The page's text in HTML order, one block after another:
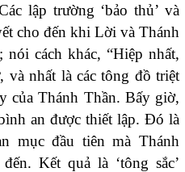
lập trường ‘bảo thủ’ và
cho đến khi Lời và Thánh
cách khác, “Hiệp nhất,
và nhất là các tông đồ triệt
của Thánh Thần. Bấy giờ,
an được thiết lập. Đó là
mục đầu tiên mà Thánh
Kết quả là ‘tông sắc’